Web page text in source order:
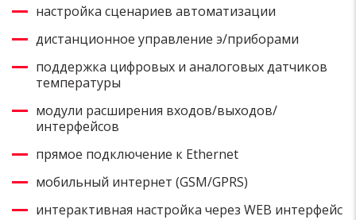
настройка сценариев автоматизации
дистанционное управление э/приборами
поддержка цифровых и аналоговых датчиков
температуры
модули расширения входов/выходов/
интерфейсов
прямое подключение к Ethernet
мобильный интернет (GSM/GPRS)
интерактивная настройка через WEB интерфейс